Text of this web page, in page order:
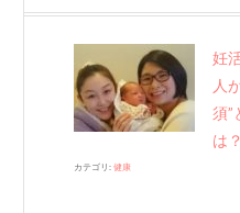
妊
人
須”
は？
カテゴリ: 健康